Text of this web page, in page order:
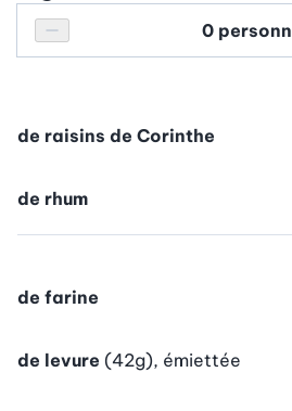
Réduire le nombre de personnes
Personnes
de raisins de Corinthe
de rhum
de farine
de levure (42g), émiettée